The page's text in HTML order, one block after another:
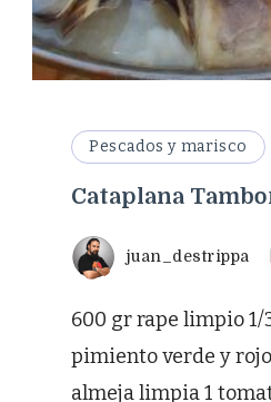
Pescados y marisco
Cataplana
juan_destrippa
600 gr rape limpio 1/
pimiento verde y
almeja limpia 1